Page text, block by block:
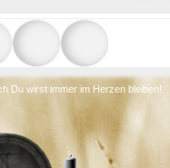
Du wirst immer im Herzen bleiben!